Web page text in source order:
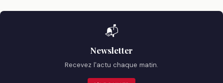
📬
Newsletter
Recevez l'actu chaque matin.